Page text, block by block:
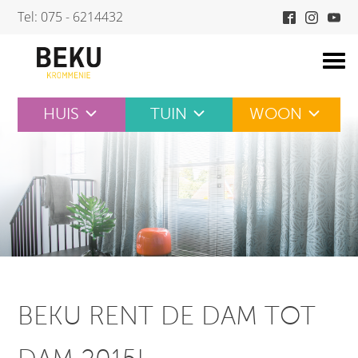
Skip
content
Tel: 075 - 6214432
HUIS TUIN WOON
BEKU RENT DE DAM TOT